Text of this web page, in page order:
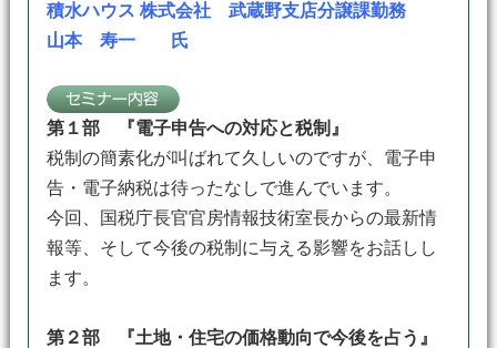
積水ハウス 株式会社 武蔵野支店分譲課勤務
山本 寿一 氏
第１部 『電子申告への対応と税制』
税制の簡素化が叫ばれて久しいのですが、電子申
告・電子納税は待ったなしで進んでいます。
今回、国税庁長官官房情報技術室長からの最新情
報等、そして今後の税制に与える影響をお話しし
ます。
第２部 『土地・住宅の価格動向で今後を占う』